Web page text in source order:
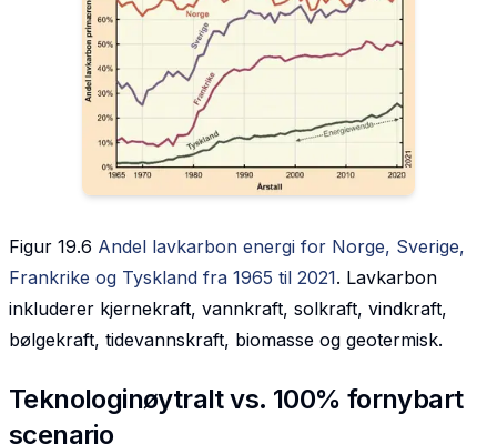
Figur 19.6 Andel lavkarbon energi for Norge, Sverige,
Frankrike og Tyskland fra 1965 til 2021. Lavkarbon
inkluderer kjernekraft, vannkraft, solkraft, vindkraft,
bølgekraft, tidevannskraft, biomasse og geotermisk.
Teknologinøytralt vs. 100% fornybart
scenario